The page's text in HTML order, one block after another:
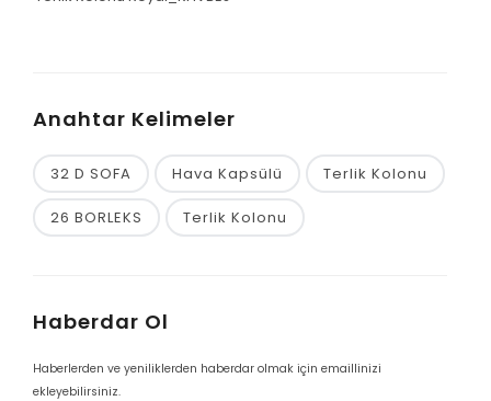
Anahtar Kelimeler
32 D SOFA Hava Kapsülü Terlik Kolonu
26 BORLEKS Terlik Kolonu
Haberdar Ol
Haberlerden ve yeniliklerden haberdar olmak için emaillinizi
ekleyebilirsiniz.